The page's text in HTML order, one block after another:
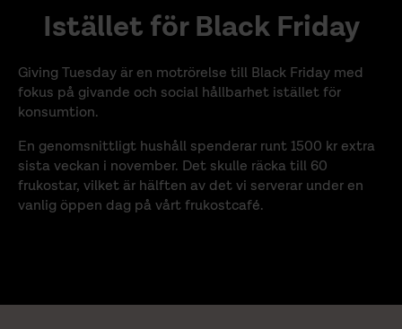
Istället för Black Friday
Giving Tuesday är en motrörelse till Black Friday med
fokus på givande och social hållbarhet istället för
konsumtion.
En genomsnittligt hushåll spenderar runt 1500 kr extra
sista veckan i november. Det skulle räcka till 60
frukostar, vilket är hälften av det vi serverar under en
vanlig öppen dag på vårt frukostcafé.